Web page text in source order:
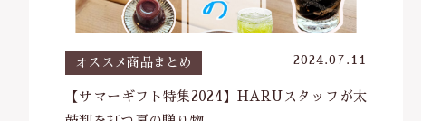
オススメ商品まとめ 2024.07.11
【サマーギフト特集2024】HARUスタッフが太